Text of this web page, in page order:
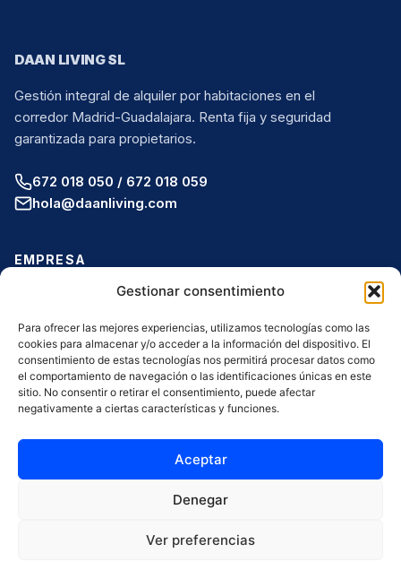
Gestionar consentimiento
Para ofrecer las mejores experiencias, utilizamos tecnologías como las
cookies para almacenar y/o acceder a la información del dispositivo. El
consentimiento de estas tecnologías nos permitirá procesar datos como
el comportamiento de navegación o las identificaciones únicas en este
sitio. No consentir o retirar el consentimiento, puede afectar
negativamente a ciertas características y funciones.
Aceptar
Denegar
Ver preferencias
DAAN LIVING SL
Gestión integral de alquiler por habitaciones en el
corredor Madrid-Guadalajara. Renta fija y seguridad
garantizada para propietarios.
672 018 050 / 672 018 059
hola@daanliving.com
EMPRESA
Quiénes somos
Para propietarios
Habitaciones
Contacto
© 2026 DAAN LIVING SL Todos los derechos reservados.